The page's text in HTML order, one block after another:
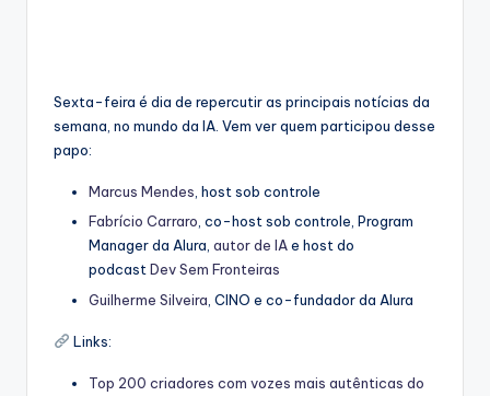
Sexta-feira é dia de repercutir as principais notícias da
semana, no mundo da IA. Vem ver quem participou desse
papo:
⁠⁠Marcus Mendes⁠⁠, host sob controle
⁠⁠Fabrício Carraro⁠⁠, co-host sob controle, Program
Manager da Alura, ⁠⁠autor de IA⁠⁠e host do
podcast⁠⁠Dev Sem Fronteiras⁠⁠
⁠⁠Guilherme Silveira⁠⁠ , CINO e co-fundador da Alura
Links:
Top 200 criadores com vozes mais autênticas do